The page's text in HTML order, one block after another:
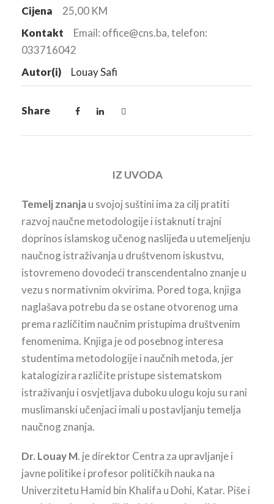
Cijena
25,00 KM
Kontakt
Email: office@cns.ba, telefon:
033716042
Autor(i)
Louay Safi
Share
IZ UVODA
Temelj znanjau svojoj suštini ima za cilj pratiti
razvoj naučne metodologije i istaknuti trajni
doprinos islamskog učenog naslijeđa u utemeljenju
naučnog istraživanja u društvenom iskustvu,
istovremeno dovodeći transcendentalno znanje u
vezu s normativnim okvirima. Pored toga, knjiga
naglašava potrebu da se ostane otvorenog uma
prema različitim naučnim pristupima društvenim
fenomenima. Knjiga je od posebnog interesa
studentima metodologije i naučnih metoda, jer
katalogizira različite pristupe sistematskom
istraživanju i osvjetljava duboku ulogu koju su rani
muslimanski učenjaci imali u postavljanju temelja
naučnog znanja.
Dr. Louay M. je direktor Centra za upravljanje i
javne politike i profesor političkih nauka na
Univerzitetu Hamid bin Khalifa u Dohi, Katar. Piše i